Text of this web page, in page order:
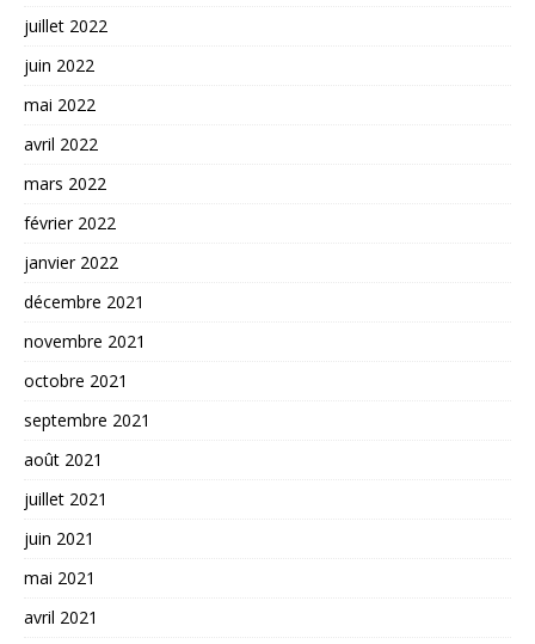
juillet 2022
juin 2022
mai 2022
avril 2022
mars 2022
février 2022
janvier 2022
décembre 2021
novembre 2021
octobre 2021
septembre 2021
août 2021
juillet 2021
juin 2021
mai 2021
avril 2021